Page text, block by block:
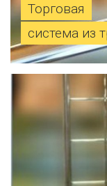
Торговая
система из